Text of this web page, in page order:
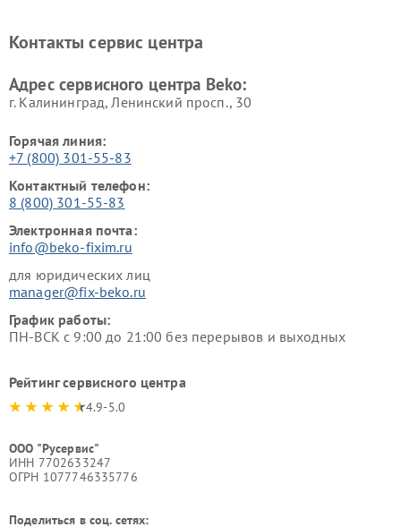
Ремонт холодильников Beko Ремонт морозильных камер
Контакты сервис центра
Адрес сервисного центра Beko:
г. Калининград, Ленинский просп., 30
Горячая линия:
+7 (800) 301-55-83
Контактный телефон:
8 (800) 301-55-83
Электронная почта:
info@beko-fixim.ru
для юридических лиц
manager@fix-beko.ru
График работы:
ПН-ВСК с 9:00 до 21:00 без перерывов и выходных
Рейтинг сервисного центра
4.9-5.0
ООО "Русервис"
ИНН 7702633247
ОГРН 1077746335776
Поделиться в соц. сетях: